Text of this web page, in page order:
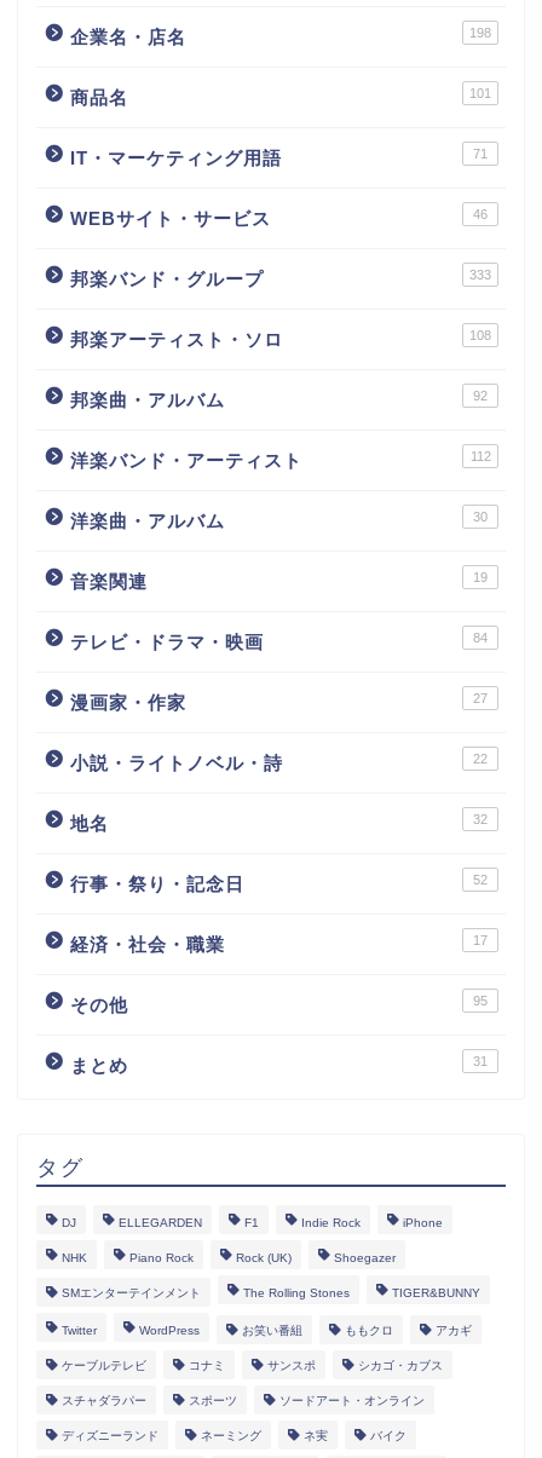
企業名・店名 198
商品名 101
IT・マーケティング用語 71
WEBサイト・サービス 46
邦楽バンド・グループ 333
邦楽アーティスト・ソロ 108
邦楽曲・アルバム 92
洋楽バンド・アーティスト 112
洋楽曲・アルバム 30
音楽関連 19
テレビ・ドラマ・映画 84
漫画家・作家 27
小説・ライトノベル・詩 22
地名 32
行事・祭り・記念日 52
経済・社会・職業 17
その他 95
まとめ 31
タグ
DJ ELLEGARDEN F1 Indie Rock iPhone
NHK Piano Rock Rock (UK) Shoegazer
SMエンターテインメント The Rolling Stones TIGER&BUNNY
Twitter WordPress お笑い番組 ももクロ アカギ
ケーブルテレビ コナミ サンスポ シカゴ・カブス
スチャダラパー スポーツ ソードアート・オンライン
ディズニーランド ネーミング ネ実 バイク